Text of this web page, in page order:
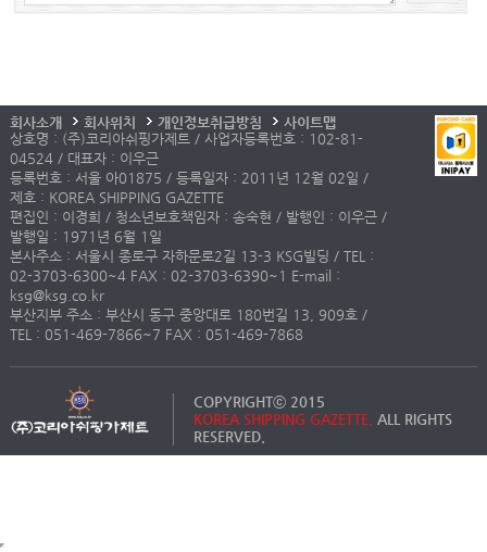
회사소개 회사위치 개인정보취급방침
사이트맵
상호명 : (주)코리아쉬핑가제트 / 사업자등록번호 : 102-81-
04524 / 대표자 : 이우근
등록번호 : 서울 아01875 / 등록일자 : 2011년 12월 02일 /
제호 : KOREA SHIPPING GAZETTE
편집인 : 이경희 / 청소년보호책임자 : 송숙현 / 발행인 : 이우근 /
발행일 : 1971년 6월 1일
본사주소 : 서울시 종로구 자하문로2길 13-3 KSG빌딩 / TEL :
02-3703-6300~4 FAX : 02-3703-6390~1 E-mail :
ksg@ksg.co.kr
부산지부 주소 : 부산시 동구 중앙대로 180번길 13, 909호 /
TEL : 051-469-7866~7 FAX : 051-469-7868
COPYRIGHTⓒ 2015
KOREA SHIPPING GAZETTE. ALL RIGHTS
RESERVED.